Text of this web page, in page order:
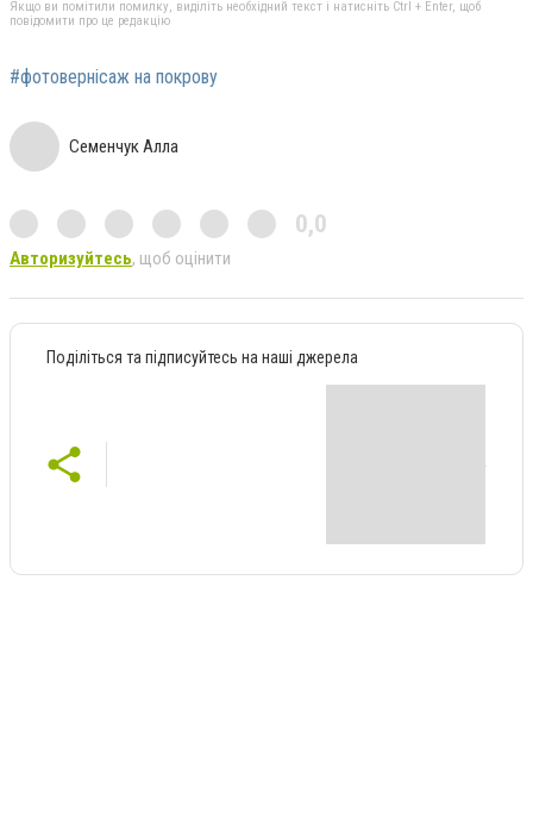
Якщо ви помітили помилку, виділіть необхідний текст і натисніть Ctrl + Enter, щоб
повідомити про це редакцію
#фотовернісаж на покрову
Семенчук Алла
0,0
Авторизуйтесь, щоб оцінити
Поділіться та підписуйтесь на наші джерела